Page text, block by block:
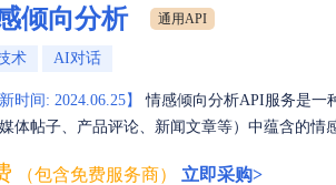
倾向分析 通用API
术 AI对话
新时间: 2024.06.25】
情感倾向分析API服务是一
体帖子、产品评论、新闻文章等）中蕴含的情
（包含免费服务商） 立即采购>